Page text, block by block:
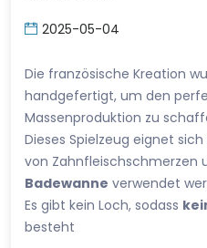
2025-05-04
Die französische Kreation
handgefertigt, um den
Massenproduktion zu
Dieses Spielzeug eignet
von Zahnfleischschmerzen
Badewanne verwendet
Es gibt kein Loch, sodass
besteht